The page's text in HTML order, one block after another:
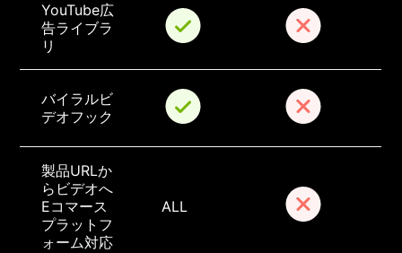
YouTube広
告ライブラ
リ
バイラルビ
デオフック
製品URLか
らビデオへ
Eコマース
プラットフ
ォーム対応
ALL